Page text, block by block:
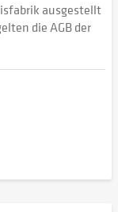
ausgestellt
die AGB der